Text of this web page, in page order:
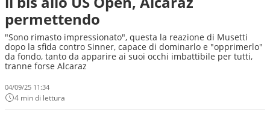
permettendo
"Sono rimasto impressionato", questa la reazione di Musetti
dopo la sfida contro Sinner, capace di dominarlo e "opprimerlo"
da fondo, tanto da apparire ai suoi occhi imbattibile per tutti,
tranne forse Alcaraz
04/09/25 11:34
4 min di lettura